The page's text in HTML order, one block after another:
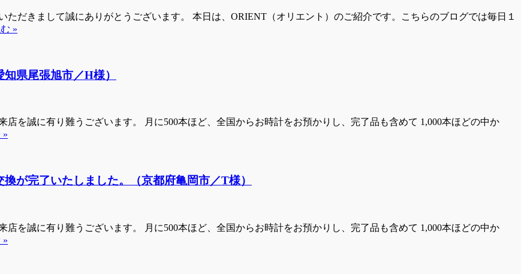
だきまして誠にありがとうございます。 本日は、ORIENT（オリエント）のご紹介です。こちらのブログでは毎日１
»
県尾張旭市／H様）
を誠に有り難うございます。 月に500本ほど、全国からお時計をお預かりし、完了品も含めて 1,000本ほどの中か
»
が完了いたしました。（京都府亀岡市／T様）
を誠に有り難うございます。 月に500本ほど、全国からお時計をお預かりし、完了品も含めて 1,000本ほどの中か
»